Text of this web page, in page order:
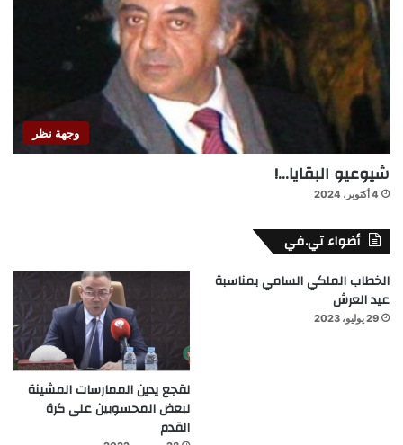
وجهة نظر
شيوعيو البقايا…!
4 أكتوبر، 2024
أضواء تي.في
الخطاب الملكي السامي بمناسبة
عيد العرش
29 يوليو، 2023
لقجع يدين الممارسات المشينة
لبعض المحسوبين على كرة
القدم